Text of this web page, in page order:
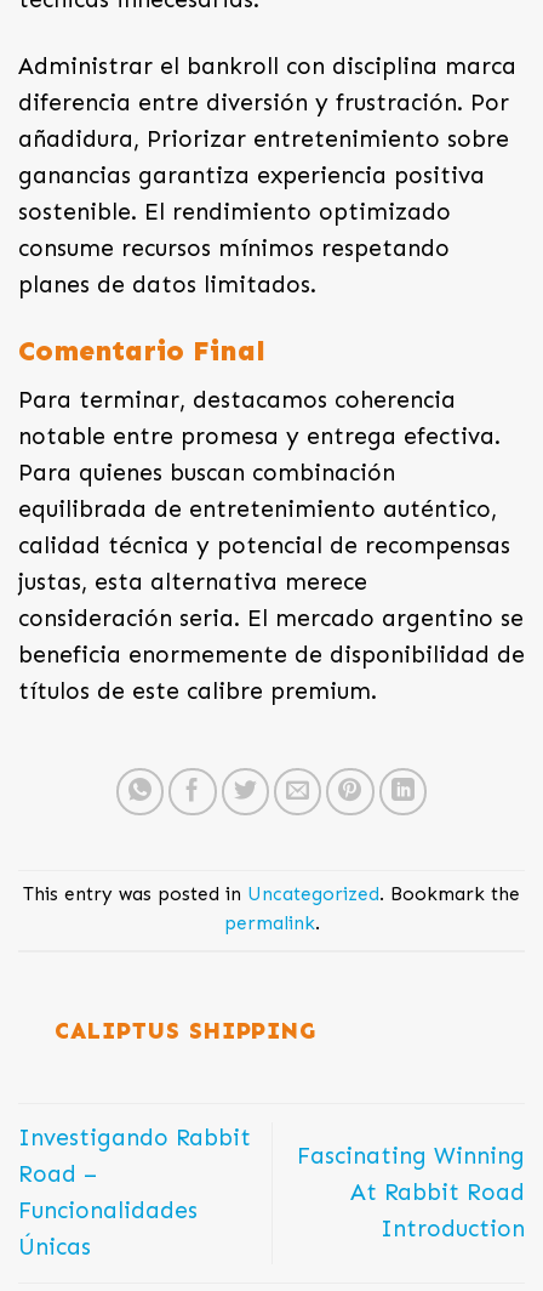
Administrar el bankroll con disciplina marca
diferencia entre diversión y frustración. Por
añadidura, Priorizar entretenimiento sobre
ganancias garantiza experiencia positiva
sostenible. El rendimiento optimizado
consume recursos mínimos respetando
planes de datos limitados.
Comentario Final
Para terminar, destacamos coherencia
notable entre promesa y entrega efectiva.
Para quienes buscan combinación
equilibrada de entretenimiento auténtico,
calidad técnica y potencial de recompensas
justas, esta alternativa merece
consideración seria. El mercado argentino se
beneficia enormemente de disponibilidad de
títulos de este calibre premium.
This entry was posted in Uncategorized. Bookmark the
permalink.
CALIPTUS SHIPPING
Investigando Rabbit
Road –
Funcionalidades
Únicas
Fascinating Winning
At Rabbit Road
Introduction